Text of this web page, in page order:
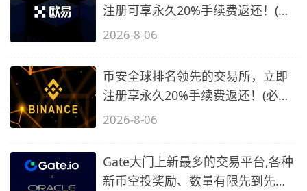
注册可享永久20%手续费返还！(必
备1)
2026-8-06
币安全球排名领先的交易所，立即
注册享永久20%手续费返还！(必备
2)
2026-8-06
Gate大门上新最多的交易平台,各种
新币空投奖励、数量有限先到先